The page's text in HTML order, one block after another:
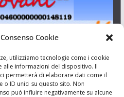
Cookie
utilizziamo tecnologie come i cookie
alle informazioni del dispositivo. Il
permetterà di elaborare dati come il
ID unici su questo sito. Non
può influire negativamente su alcune
n.23/2011 del 20/09/2011 Dir.